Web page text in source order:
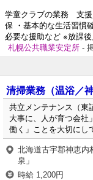
学童クラブの業務 支援
保 ・基本的な生活習慣
必要な援助など ※放課
札幌公共職業安定所 -
清掃業務（温浴／
共立メンテナンス（東
大事に、人が育つ会社
働く」ことを大切にし
北海道古宇郡神恵内
泉」
時給 1,200円